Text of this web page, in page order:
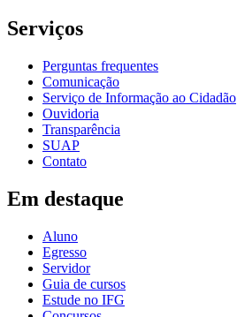
Serviços
Perguntas frequentes
Comunicação
Serviço de Informação ao Cidadão
Ouvidoria
Transparência
SUAP
Contato
Em destaque
Aluno
Egresso
Servidor
Guia de cursos
Estude no IFG